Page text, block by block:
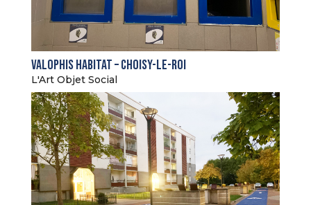
Valophis Habitat – Choisy-le-Roi
L'Art Objet Social